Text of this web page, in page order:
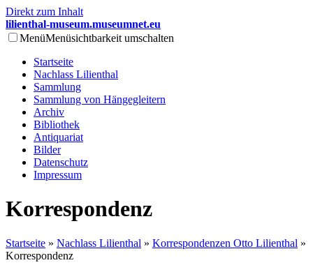
Direkt zum Inhalt
lilienthal-museum.museumnet.eu
MenüMenüsichtbarkeit umschalten
Startseite
Nachlass Lilienthal
Sammlung
Sammlung von Hängegleitern
Archiv
Bibliothek
Antiquariat
Bilder
Datenschutz
Impressum
Korrespondenz
Startseite » Nachlass Lilienthal » Korrespondenzen Otto Lilienthal »
Korrespondenz